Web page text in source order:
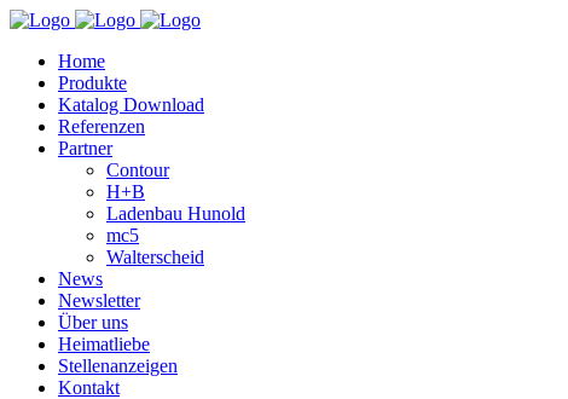
Home
Produkte
Katalog Download
Referenzen
Partner
Contour
H+B
Ladenbau Hunold
mc5
Walterscheid
News
Newsletter
Über uns
Heimatliebe
Stellenanzeigen
Kontakt